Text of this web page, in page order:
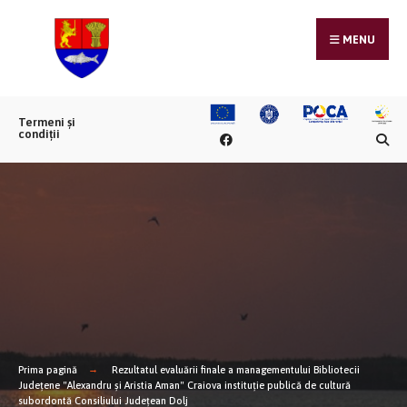
MENU
Termeni și
condiții
Prima pagină
Rezultatul evaluării finale a managementului Bibliotecii
Județene "Alexandru și Aristia Aman" Craiova instituție publică de cultură
subordontă Consiliului Județean Dolj